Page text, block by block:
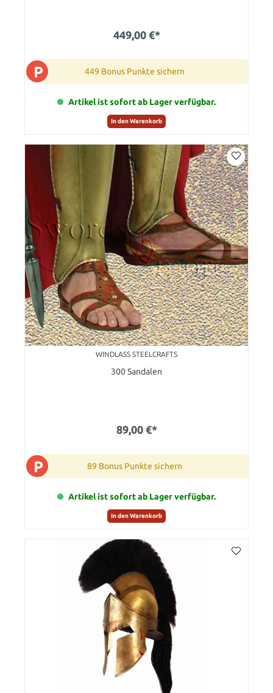
449,00 €*
P 449 Bonus Punkte sichern
Artikel ist sofort ab Lager verfügbar.
In den Warenkorb
WINDLASS STEELCRAFTS
300 Sandalen
89,00 €*
P 89 Bonus Punkte sichern
Artikel ist sofort ab Lager verfügbar.
In den Warenkorb